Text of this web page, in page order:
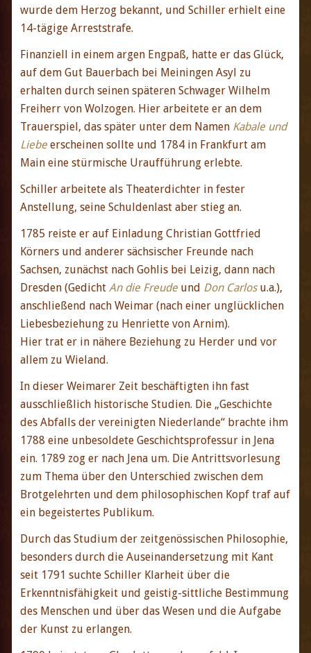
wurde dem Herzog bekannt, und Schiller erhielt eine
14-tägige Arreststrafe.
Finanziell in einem argen Engpaß, hatte er das Glück,
auf dem Gut Bauerbach bei Meiningen Asyl zu
erhalten durch seinen späteren Schwager Wilhelm
Freiherr von Wolzogen. Hier arbeitete er an dem
Trauerspiel, das später unter dem Namen Kabale und
Liebeerscheinen sollte und 1784 in Frankfurt am
Main eine stürmische Uraufführung erlebte.
Schiller arbeitete als Theaterdichter in fester
Anstellung, seine Schuldenlast aber stieg an.
1785 reiste er auf Einladung Christian Gottfried
Körners und anderer sächsischer Freunde nach
Sachsen, zunächst nach Gohlis bei Leizig, dann nach
Dresden (Gedicht An die Freudeund Don Carlosu.a.),
anschließend nach Weimar (nach einer unglücklichen
Liebesbeziehung zu Henriette von Arnim).
Hier trat er in nähere Beziehung zu Herder und vor
allem zu Wieland.
In dieser Weimarer Zeit beschäftigten ihn fast
ausschließlich historische Studien. Die „Geschichte
des Abfalls der vereinigten Niederlande“ brachte ihm
1788 eine unbesoldete Geschichtsprofessur in Jena
ein. 1789 zog er nach Jena um. Die Antrittsvorlesung
zum Thema über den Unterschied zwischen dem
Brotgelehrten und dem philosophischen Kopf traf auf
ein begeistertes Publikum.
Durch das Studium der zeitgenössischen Philosophie,
besonders durch die Auseinandersetzung mit Kant
seit 1791 suchte Schiller Klarheit über die
Erkenntnisfähigkeit und geistig-sittliche Bestimmung
des Menschen und über das Wesen und die Aufgabe
der Kunst zu erlangen.